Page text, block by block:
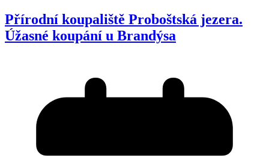
Přírodní koupaliště Proboštská jezera.
Úžasné koupání u Brandýsa